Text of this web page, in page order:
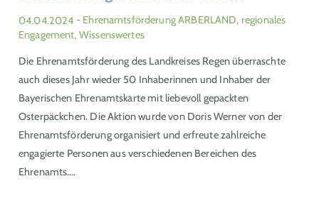
04.04.2024 - Ehrenamtsförderung ARBERLAND, regionales
Engagement, Wissenswertes
Die Ehrenamtsförderung des Landkreises Regen überraschte
auch dieses Jahr wieder 50 Inhaberinnen und Inhaber der
Bayerischen Ehrenamtskarte mit liebevoll gepackten
Osterpäckchen. Die Aktion wurde von Doris Werner von der
Ehrenamtsförderung organisiert und erfreute zahlreiche
engagierte Personen aus verschiedenen Bereichen des
Ehrenamts.…